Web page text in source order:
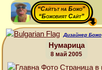
“Сайтът на Божо”
“Божовият Сайт”
Дизайнер Божо
Нумарица
8 май 2005